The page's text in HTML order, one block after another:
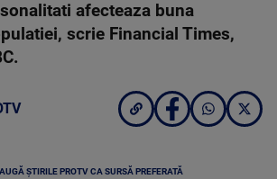
afecteaza buna
scrie Financial Times,
ȘTIRILE PROTV CA SURSĂ PREFERATĂ